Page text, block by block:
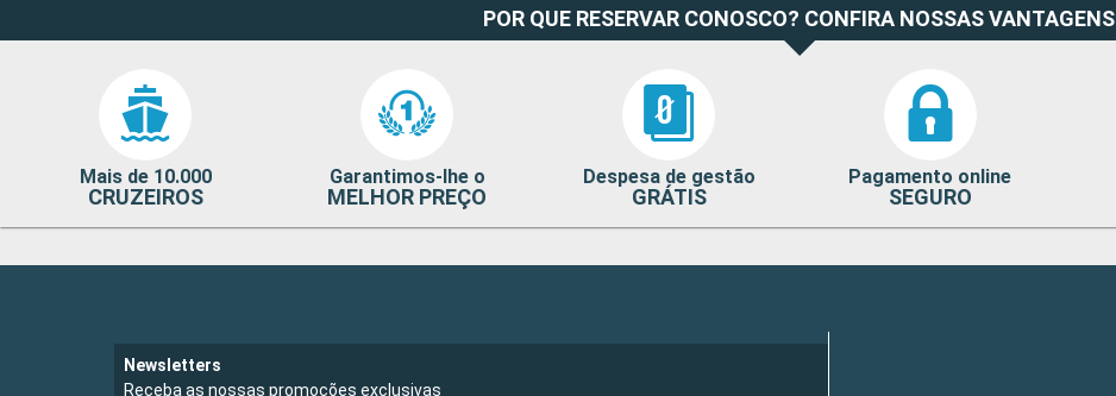
POR QUE RESERVAR CONOSCO? CONFIRA NOSSAS VANTAGENS
Mais de 10.000
CRUZEIROS
Garantimos-lhe o
MELHOR PREÇO
Despesa de gestão
GRÁTIS
Pagamento online
SEGURO
Newsletters
Receba as nossas promoções exclusivas